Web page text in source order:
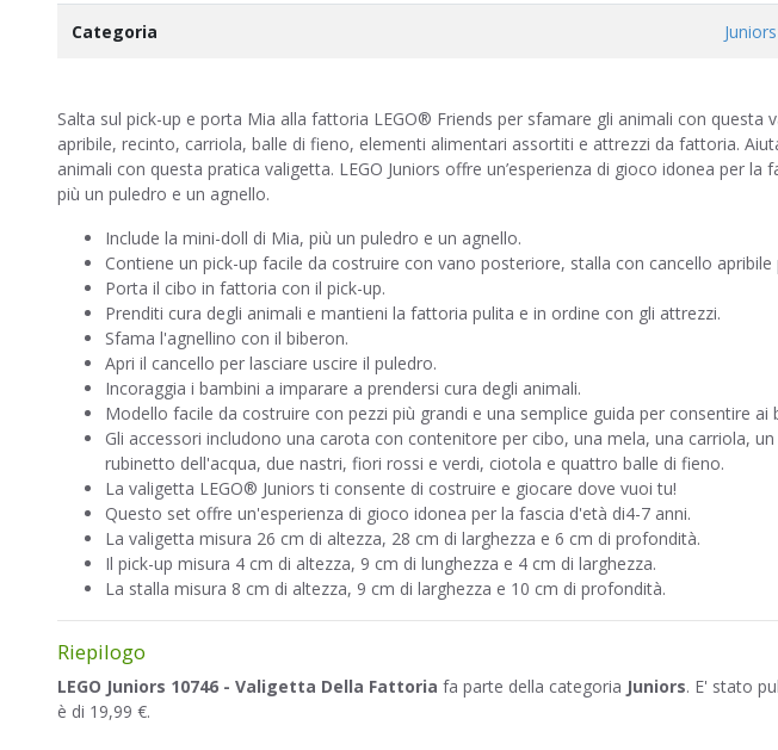
Categoria Juniors
Salta sul pick-up e porta Mia alla fattoria LEGO® Friends per sfamare gli animali con questa
apribile, recinto, carriola, balle di fieno, elementi alimentari assortiti e attrezzi da fattoria.
animali con questa pratica valigetta. LEGO Juniors offre un’esperienza di gioco idonea per la
più un puledro e un agnello.
Include la mini-doll di Mia, più un puledro e un agnello.
Contiene un pick-up facile da costruire con vano posteriore, stalla con cancello apribile
Porta il cibo in fattoria con il pick-up.
Prenditi cura degli animali e mantieni la fattoria pulita e in ordine con gli attrezzi.
Sfama l'agnellino con il biberon.
Apri il cancello per lasciare uscire il puledro.
Incoraggia i bambini a imparare a prendersi cura degli animali.
Modello facile da costruire con pezzi più grandi e una semplice guida per consentire
Gli accessori includono una carota con contenitore per cibo, una mela, una carriola,
rubinetto dell'acqua, due nastri, fiori rossi e verdi, ciotola e quattro balle di fieno.
La valigetta LEGO® Juniors ti consente di costruire e giocare dove vuoi tu!
Questo set offre un'esperienza di gioco idonea per la fascia d'età di4-7 anni.
La valigetta misura 26 cm di altezza, 28 cm di larghezza e 6 cm di profondità.
Il pick-up misura 4 cm di altezza, 9 cm di lunghezza e 4 cm di larghezza.
La stalla misura 8 cm di altezza, 9 cm di larghezza e 10 cm di profondità.
Riepilogo
LEGO Juniors 10746 - Valigetta Della Fattoria fa parte della categoria Juniors. E' stato
è di 19,99 €.